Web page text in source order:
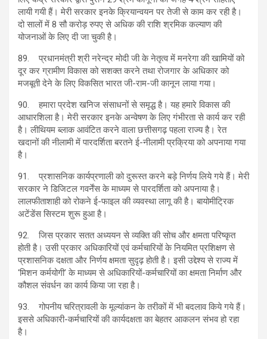
लायी गयी हैं। मेरी सरकार इनके क्रियान्वयन पर तेजी से काम कर रही है।
दो सालों में 8 सौ करोड़ रुपए से अधिक की राशि श्रमिक कल्याण की
योजनाओं के लिए दी जा चुकी है।
89. प्रधानमंत्री श्री नरेन्द्र मोदी जी के नेतृत्व में मनरेगा की खामियों को
दूर कर ग्रामीण विकास को सशक्त करने तथा रोजगार के अधिकार को
मजबूती देने के लिए विकसित भारत जी-राम-जी कानून लाया गया।
90. हमारा प्रदेश खनिज संसाधनों से समृद्ध है। यह हमारे विकास की
आधारशिला है। मेरी सरकार इनके अन्वेषण के लिए गंभीरता से कार्य कर रही
है। लीथियम ब्लाक आवंटित करने वाला छत्तीसगढ़ पहला राज्य है। रेत
खदानों की नीलामी में पारदर्शिता बरतने ई-नीलामी प्रक्रिया को अपनाया गया
है।
91. प्रशासनिक कार्यप्रणाली को दुरूस्त करने बड़े निर्णय लिये गये हैं। मेरी
सरकार ने डिजिटल गवर्नेंस के माध्यम से पारदर्शिता को अपनाया है।
लालफीताशाही को रोकने ई-फाइल की व्यवस्था लागू की है। बायोमीट्रिक
अटेंडेंस सिस्टम शुरू हुआ है।
92. जिस प्रकार सतत अध्ययन से व्यक्ति की सोच और क्षमता परिष्कृत
होती है। उसी प्रकार अधिकारियों एवं कर्मचारियों के नियमित प्रशिक्षण से
प्रशासनिक दक्षता और निर्णय क्षमता सुदृढ़ होती है। इसी उद्देश्य से राज्य में
‘मिशन कर्मयोगी’ के माध्यम से अधिकारियों-कर्मचारियों का क्षमता निर्माण और
कौशल संवर्धन का कार्य किया जा रहा है।
93. गोपनीय चरित्रावली के मूल्यांकन के तरीकों में भी बदलाव किये गये हैं।
इससे अधिकारी-कर्मचारियों की कार्यदक्षता का बेहतर आकलन संभव हो रहा
है।